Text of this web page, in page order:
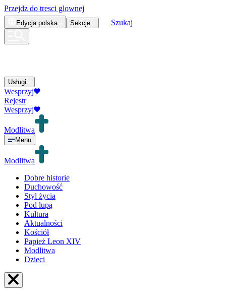
Przejdz do tresci glownej
Edycja polska Sekcje Szukaj
Usługi
Wesprzyj
Rejestr
Wesprzyj
Modlitwa
Menu
Modlitwa
Dobre historie
Duchowość
Styl życia
Pod lupą
Kultura
Aktualności
Kościół
Papież Leon XIV
Modlitwa
Dzieci